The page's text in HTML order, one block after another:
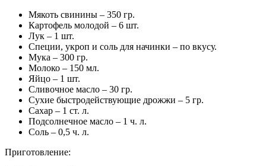
Мякоть свинины – 350 гр.
Картофель молодой – 6 шт.
Лук – 1 шт.
Специи, укроп и соль для начинки – по вкусу.
Мука – 300 гр.
Молоко – 150 мл.
Яйцо – 1 шт.
Сливочное масло – 30 гр.
Сухие быстродействующие дрожжи – 5 гр.
Сахар – 1 ст. л.
Подсолнечное масло – 1 ч. л.
Соль – 0,5 ч. л.
Приготовление: